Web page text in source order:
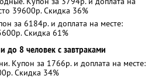
39600р. Скидка 36%
за 6184р. и доплата на месте:
Скидка 61%
до 8 человек с завтраками
Купон за 1766р. и доплата на месте:
Скидка 34%